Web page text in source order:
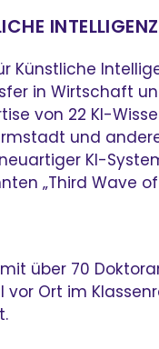
INTELLIGENZ
Künstliche
in Wirtschaft
von 22 KI-
und
KI-
„Third Wave
über 70
Ort im